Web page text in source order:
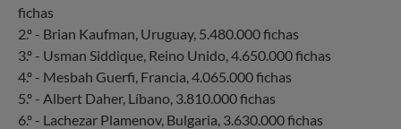
fichas
2.º - Brian Kaufman, Uruguay, 5.480.000 fichas
3.º - Usman Siddique, Reino Unido, 4.650.000 fichas
4.º - Mesbah Guerfi, Francia, 4.065.000 fichas
5.º - Albert Daher, Líbano, 3.810.000 fichas
6.º - Lachezar Plamenov, Bulgaria, 3.630.000 fichas